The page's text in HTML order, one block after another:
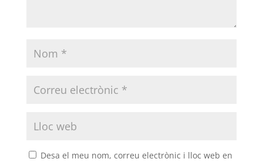
Desa el meu nom, correu electrònic i lloc web en